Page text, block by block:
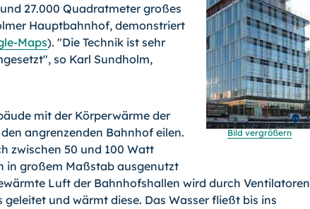
Bild vergrößern
27.000 Quadratmeter großes
Hauptbahnhof, demonstriert
Maps). "Die Technik ist sehr
so Karl Sundholm,
mit der Körperwärme der
angrenzenden Bahnhof eilen.
zwischen 50 und 100 Watt
in großem Maßstab ausgenutzt
Luft der Bahnhofshallen wird durch Ventilatoren
und wärmt diese. Das Wasser fließt bis ins